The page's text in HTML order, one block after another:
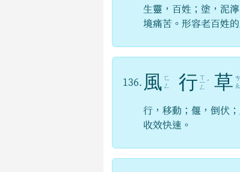
生靈，百姓；塗，泥
境痛苦。形容老百姓
136. 風 ㄈ
ㄥ
行 ㄒ
ㄧ
ㄥ
ˊ 草 ㄘ
ㄠ
行，移動；偃，倒伏
收效快速。